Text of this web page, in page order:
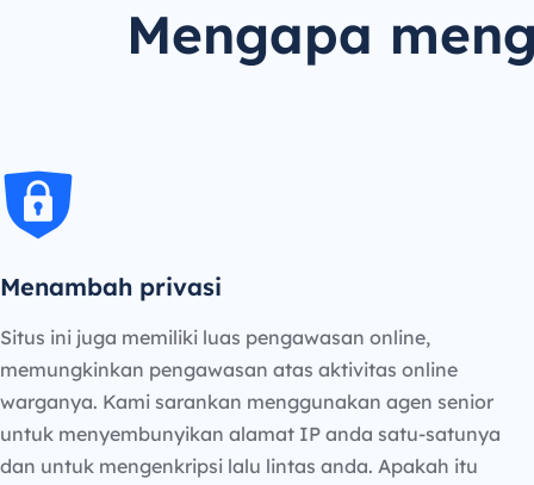
Mengapa
Menambah privasi
Situs ini juga memiliki luas pengawasan online,
memungkinkan pengawasan atas aktivitas online
warganya. Kami sarankan menggunakan agen senior
untuk menyembunyikan alamat IP anda satu-satunya
dan untuk mengenkripsi lalu lintas anda. Apakah itu